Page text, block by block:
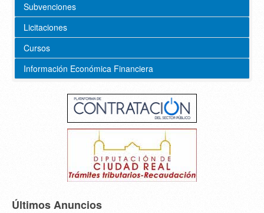
Subvenciones
Licitaciones
Cursos
Información Económica Financiera
Últimos Anuncios